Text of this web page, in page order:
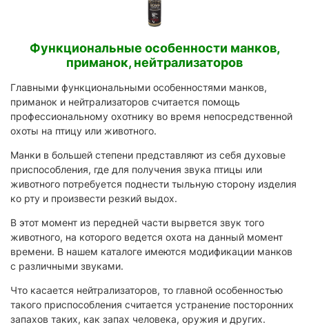
Функциональные особенности манков,
приманок, нейтрализаторов
Главными функциональными особенностями манков,
приманок и нейтрализаторов считается помощь
профессиональному охотнику во время непосредственной
охоты на птицу или животного.
Манки в большей степени представляют из себя духовые
приспособления, где для получения звука птицы или
животного потребуется поднести тыльную сторону изделия
ко рту и произвести резкий выдох.
В этот момент из передней части вырвется звук того
животного, на которого ведется охота на данный момент
времени. В нашем каталоге имеются модификации манков
с различными звуками.
Что касается нейтрализаторов, то главной особенностью
такого приспособления считается устранение посторонних
запахов таких, как запах человека, оружия и других.